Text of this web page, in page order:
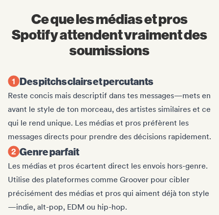
Ce que les médias et pros
Spotify attendent vraiment des
soumissions
Des pitchs clairs et percutants
Reste concis mais descriptif dans tes messages—mets en
avant le style de ton morceau, des artistes similaires et ce
qui le rend unique. Les médias et pros préfèrent les
messages directs pour prendre des décisions rapidement.
Genre parfait
Les médias et pros écartent direct les envois hors-genre.
Utilise des plateformes comme Groover pour cibler
précisément des médias et pros qui aiment déjà ton style
—indie, alt-pop, EDM ou hip-hop.